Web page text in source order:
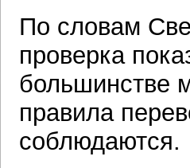
По словам
проверка
большинстве
правила
соблюдаются.